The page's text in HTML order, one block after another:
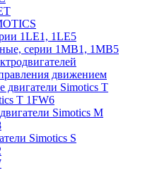
1LE1, 1LE5
серии 1MB1, 1MB5
движением
Simotics T
T 1FW6
Simotics M
Simotics S